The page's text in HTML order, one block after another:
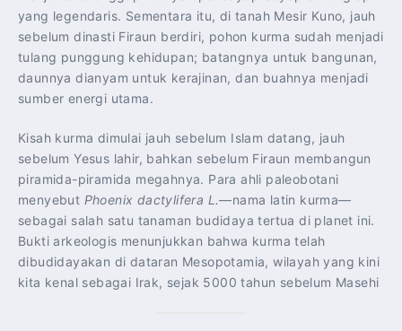
yang legendaris. Sementara itu, di tanah Mesir Kuno, jauh
sebelum dinasti Firaun berdiri, pohon kurma sudah menjadi
tulang punggung kehidupan; batangnya untuk bangunan,
daunnya dianyam untuk kerajinan, dan buahnya menjadi
sumber energi utama.
Kisah kurma dimulai jauh sebelum Islam datang, jauh
sebelum Yesus lahir, bahkan sebelum Firaun membangun
piramida-piramida megahnya. Para ahli paleobotani
menyebut Phoenix dactylifera L.—nama latin kurma—
sebagai salah satu tanaman budidaya tertua di planet ini.
Bukti arkeologis menunjukkan bahwa kurma telah
dibudidayakan di dataran Mesopotamia, wilayah yang kini
kita kenal sebagai Irak, sejak 5000 tahun sebelum Masehi